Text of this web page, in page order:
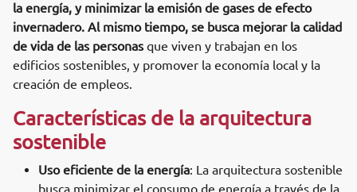
la energía, y minimizar la emisión de gases de efecto
invernadero. Al mismo tiempo, se busca mejorar la calidad
de vida de las personas que viven y trabajan en los
edificios sostenibles, y promover la economía local y la
creación de empleos.
Características de la arquitectura
sostenible
Uso eficiente de la energía: La arquitectura sostenible
busca minimizar el consumo de energía a través de la